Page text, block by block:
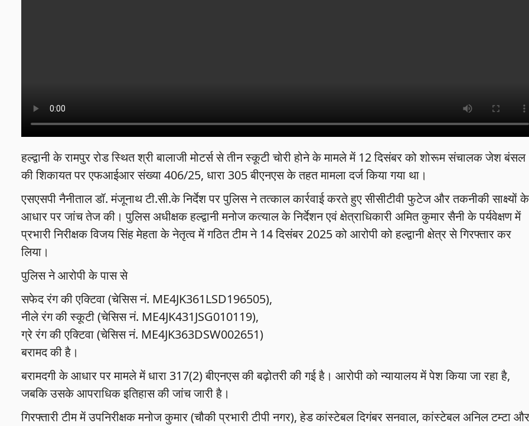
हल्द्वानी के रामपुर रोड स्थित श्री बालाजी मोटर्स से तीन स्कूटी चोरी होने के मामले में 12 दिसंबर को शोरूम संचालक जेश बंसल
की शिकायत पर एफआईआर संख्या 406/25, धारा 305 बीएनएस के तहत मामला दर्ज किया गया था।
एसएसपी नैनीताल डॉ. मंजूनाथ टी.सी.के निर्देश पर पुलिस ने तत्काल कार्रवाई करते हुए सीसीटीवी फुटेज और तकनीकी साक्ष्यों के
आधार पर जांच तेज की। पुलिस अधीक्षक हल्द्वानी मनोज कत्याल के निर्देशन एवं क्षेत्राधिकारी अमित कुमार सैनी के पर्यवेक्षण में
प्रभारी निरीक्षक विजय सिंह मेहता के नेतृत्व में गठित टीम ने 14 दिसंबर 2025 को आरोपी को हल्द्वानी क्षेत्र से गिरफ्तार कर
लिया।
पुलिस ने आरोपी के पास से
सफेद रंग की एक्टिवा (चेसिस नं. ME4JK361LSD196505),
नीले रंग की स्कूटी (चेसिस नं. ME4JK431JSG010119),
ग्रे रंग की एक्टिवा (चेसिस नं. ME4JK363DSW002651)
बरामद की है।
बरामदगी के आधार पर मामले में धारा 317(2) बीएनएस की बढ़ोतरी की गई है। आरोपी को न्यायालय में पेश किया जा रहा है,
जबकि उसके आपराधिक इतिहास की जांच जारी है।
गिरफ्तारी टीम में उपनिरीक्षक मनोज कुमार (चौकी प्रभारी टीपी नगर), हेड कांस्टेबल दिगंबर सनवाल, कांस्टेबल अनिल टम्टा और